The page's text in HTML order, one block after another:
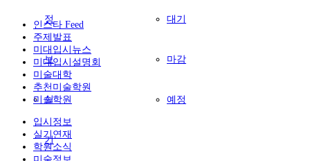
정
보
실
기
대기
마감
예정
인스타 Feed
주제발표
미대입시뉴스
미대입시설명회
미술대학
추천미술학원
미술학원
입시정보
실기연재
학원소식